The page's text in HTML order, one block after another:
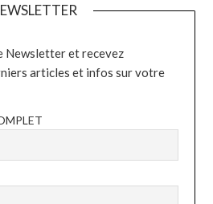
Newsletter et recevez
articles et infos sur votre